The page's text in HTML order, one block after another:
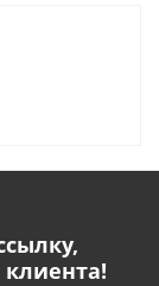
клиента!